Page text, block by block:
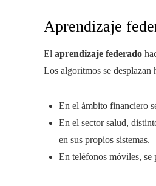
Aprendizaje
El aprendizaje federado
Los algoritmos se desplazan
En el ámbito financiero
En el sector salud,
en sus propios sistemas.
En teléfonos móviles, se